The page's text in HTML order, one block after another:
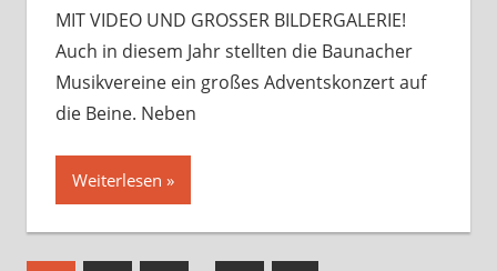
MIT VIDEO UND GROSSER BILDERGALERIE!
Auch in diesem Jahr stellten die Baunacher
Musikvereine ein großes Adventskonzert auf
die Beine. Neben
Weiterlesen